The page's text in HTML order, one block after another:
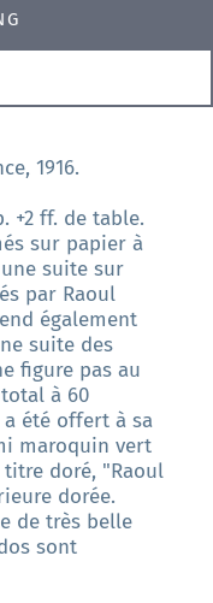
1916.
+2 ff. de table.
sur papier à
suite sur
par Raoul
également
suite des
figure pas au
à 60
été offert à sa
maroquin vert
doré, "Raoul
dorée.
de très belle
sont